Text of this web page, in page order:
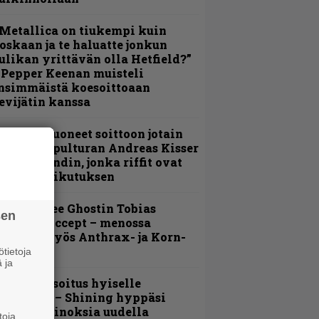
on tiukempi kuin
ja te haluatte jonkun
yrittävän olla Hetfield?”
Keenan muisteli
koesoittoaan
kanssa
”He ovat tuoneet soittoon jotain
– Sepulturan Andreas Kisser
bändin, jonka riffit ovat
vaikutuksen
Näin lähtee Ghostin Tobias
Accept – menossa
myös Anthrax- ja Korn-
Kunnianosoitus hyiselle
– Shining hyppäsi
kinoksia uudella
ja